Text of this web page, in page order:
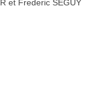
et Frederic SEGUY